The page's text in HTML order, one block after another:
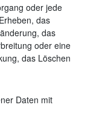
oder jede
das
das
oder eine
das Löschen
Daten mit